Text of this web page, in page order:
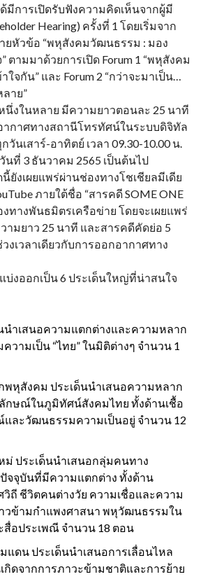
มีการเปิดรับฟังความคิดเห็นจากผู้มี
Hearing) ครั้งที่ 1 โดยเริ่มจาก
ายหัวข้อ “พหุสังคมวัฒนธรรม : มอง
ตามมาด้วยการเปิด Forum 1 “พหุสังคม
ใจกัน” และ Forum 2 “กว่าจะมาเป็น…
าย”
นึ่งในหลาย มีความยาวตอนละ 25 นาที
ากาศทางสถานีโทรทัศน์ในระบบดิจิทัล
วันเสาร์-อาทิตย์ เวลา 09.30-10.00 น.
นที่ 3 ธันวาคม 2565 เป็นต้นไป
งเผยแพร่ผ่านช่องทางโชเชียลมีเดีย
ภายใต้ชื่อ “สารคดี SOME ONE
ทางพันธมิตรเครือข่าย โดยจะเผยแพร่
มยาว 25 นาที และสารคดีคัดย่อ 5
งเวลาเดียวกับการออกอากาศทาง
บ่งออกเป็น 6 ประเด็นใหญ่ที่น่าสนใจ
นำเสนอความแตกต่างและความหลาก
วามเป็น “ไทย” ในมิติต่างๆ จำนวน 1
หุสังคม ประเด็นนำเสนอความหลาก
กษณ์ในภูมิทัศน์สังคมไทย ทั้งด้านเชื้อ
ละวัฒนธรรมความเป็นอยู่ จำนวน 12
ประเด็นนำเสนอกลุ่มคนทาง
จจุบันที่มีความแตกต่าง ทั้งด้าน
วิถี ชีวิตคนต่างวัย ความเชื่อและความ
วข้ามกำแพงศาสนา พหุวัฒนธรรมใน
อประเพณี จำนวน 18 ตอน
แดน ประเด็นนำเสนอการเลื่อนไหล
กิดจากการภาวะข้ามชาติและการย้าย